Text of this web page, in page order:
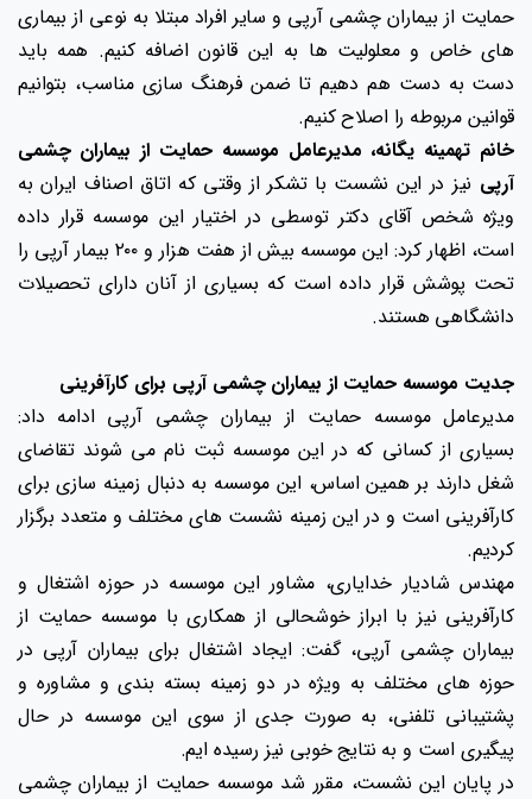
حمایت از بیماران چشمی آرپی و سایر افراد مبتلا به نوعی از بیماری
های خاص و معلولیت ها به این قانون اضافه کنیم. همه باید
دست به دست هم دهیم تا ضمن فرهنگ سازی مناسب، بتوانیم
قوانین مربوطه را اصلاح کنیم.
خانم تهمینه یگانه، مدیرعامل موسسه حمایت از بیماران چشمی
آرپی نیز در این نشست با تشکر از وقتی که اتاق اصناف ایران به
ویژه شخص آقای دکتر توسطی در اختیار این موسسه قرار داده
است، اظهار کرد: این موسسه بیش از هفت هزار و ۲۰۰ بیمار آرپی را
تحت پوشش قرار داده است که بسیاری از آنان دارای تحصیلات
دانشگاهی هستند.
جدیت موسسه حمایت از بیماران چشمی آرپی برای کارآفرینی
مدیرعامل موسسه حمایت از بیماران چشمی آرپی ادامه داد:
بسیاری از کسانی که در این موسسه ثبت نام می شوند تقاضای
شغل دارند بر همین اساس، این موسسه به دنبال زمینه سازی برای
کارآفرینی است و در این زمینه نشست های مختلف و متعدد برگزار
کردیم.
مهندس شادیار خدایاری، مشاور این موسسه در حوزه اشتغال و
کارآفرینی نیز با ابراز خوشحالی از همکاری با موسسه حمایت از
بیماران چشمی آرپی، گفت: ایجاد اشتغال برای بیماران آرپی در
حوزه های مختلف به ویژه در دو زمینه بسته بندی و مشاوره و
پشتیبانی تلفنی، به صورت جدی از سوی این موسسه در حال
پیگیری است و به نتایج خوبی نیز رسیده ایم.
در پایان این نشست، مقرر شد موسسه حمایت از بیماران چشمی